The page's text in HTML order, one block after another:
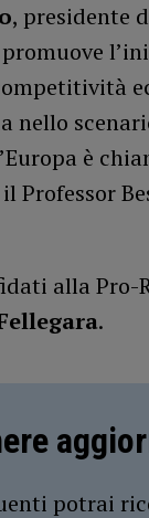
, presidente
nello
è
Professor
alla Pro-
.
potrai